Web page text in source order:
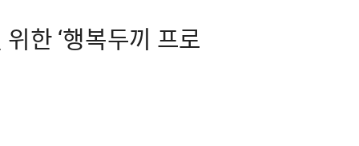
한 ‘행복두끼 프로